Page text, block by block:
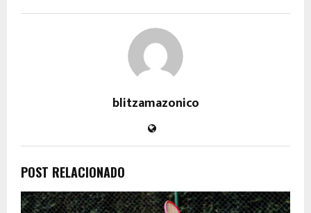
blitzamazonico
POST RELACIONADO